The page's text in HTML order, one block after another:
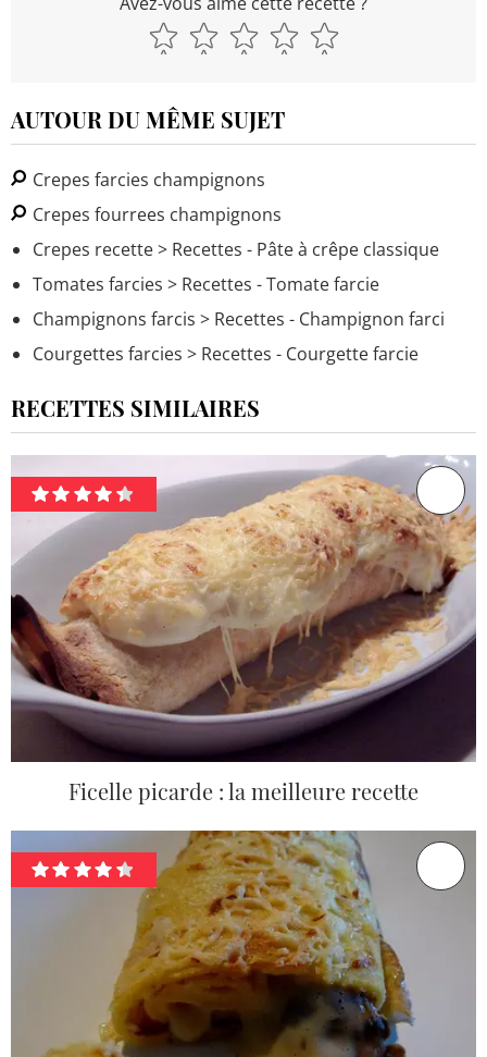
AUTOUR DU MÊME SUJET
Crepes farcies champignons
Crepes fourrees champignons
Crepes recette> Recettes - Pâte à crêpe classique
Tomates farcies > Recettes - Tomate farcie
Champignons farcis > Recettes - Champignon farci
Courgettes farcies > Recettes - Courgette farcie
RECETTES SIMILAIRES
Ficelle picarde : la meilleure recette